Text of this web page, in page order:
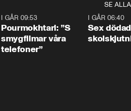
SE ALLA
I GÅR 09:53
Pourmokhtari: ”S
smygfilmar våra
telefoner”
I GÅR 06:40
Sex